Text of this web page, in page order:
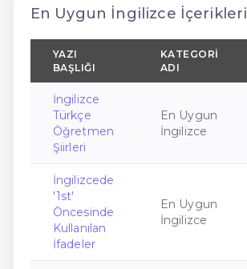
En Uygun İngilizce İçerikleri
YAZI
BAŞLIĞI
KATEGORI
ADI
İngilizce
Türkçe
Öğretmen
Şiirleri
En Uygun
İngilizce
İngilizcede
'1st'
Öncesinde
Kullanılan
İfadeler
En Uygun
İngilizce